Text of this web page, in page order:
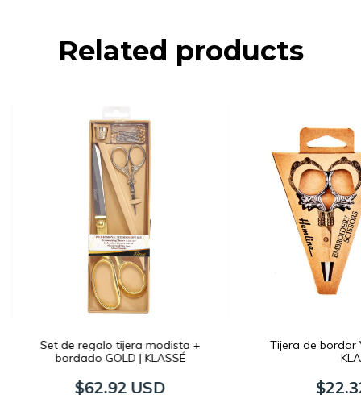
Related products
Set de regalo tijera modista +
bordado GOLD | KLASSÉ
$62.92 USD
Tijera de bordar